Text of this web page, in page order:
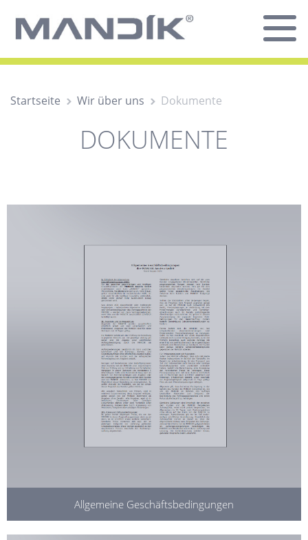
Startseite Wir über uns Dokumente
DOKUMENTE
Allgemeine Geschäftsbedingungen